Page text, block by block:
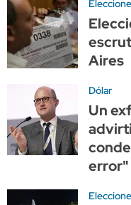
Aires
Dólar
Un
error"